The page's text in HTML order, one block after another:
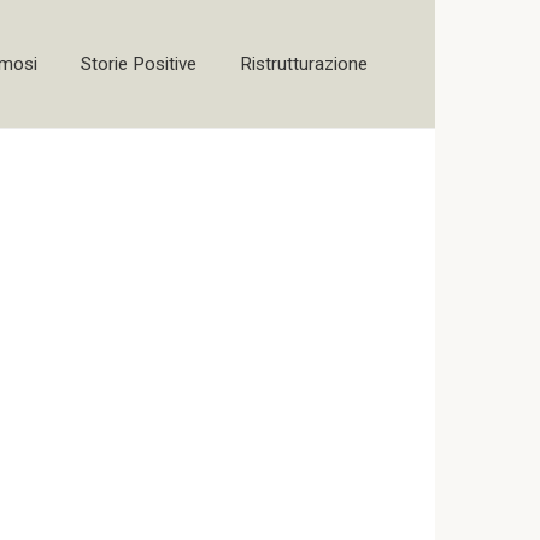
Storie Positive Ristrutturazione